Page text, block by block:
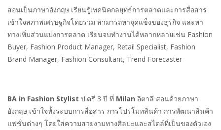
สอนเป็นภาษาอังกฤษ เรียนรู้เทคนิคกลยุทธ์การตลาดและการสื่อสาร
เข้าใจสภาพเศรษฐกิจโดยรวม สามารถหาจุดแข็งของธุรกิจ และหา
ทางเพิ่มส่วนแบ่งการตลาด เรียนจบทำงานได้หลากหลายเช่น Fashion
Buyer, Fashion Product Manager, Retail Specialist, Fashion
Brand Manager, Fashion Consultant, Trend Forecaster
BA in Fashion Stylist ป.ตรี 3 ปี ที่ Milan อิตาลี สอนด้วยภาษา
อังกฤษ เข้าใจทั้งระบบการสื่อสาร การโปรโมทสินค้า การพัฒนาสินค้า
แฟชั่นต่างๆ โดยใส่ความสวยงามทางศิลปะและสไตล์ที่เป็นของตัวเอง